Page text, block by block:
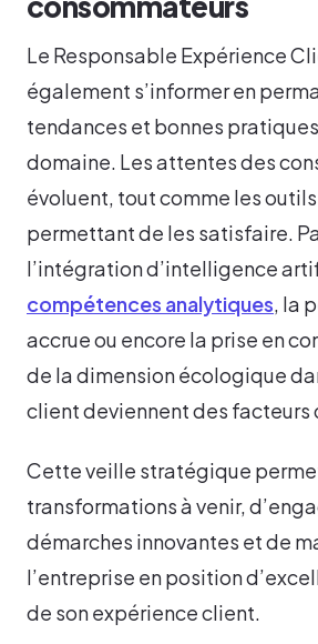
Le Responsable Expérience
également s’informer en
tendances et bonnes
domaine. Les attentes des
évoluent, tout comme les
permettant de les satisfaire.
l’intégration d’intelligence
compétences analytiques, la
accrue ou encore la prise en
de la dimension écologique
client deviennent des
Cette veille stratégique
transformations à venir,
démarches innovantes et de
l’entreprise en position
de son expérience client.